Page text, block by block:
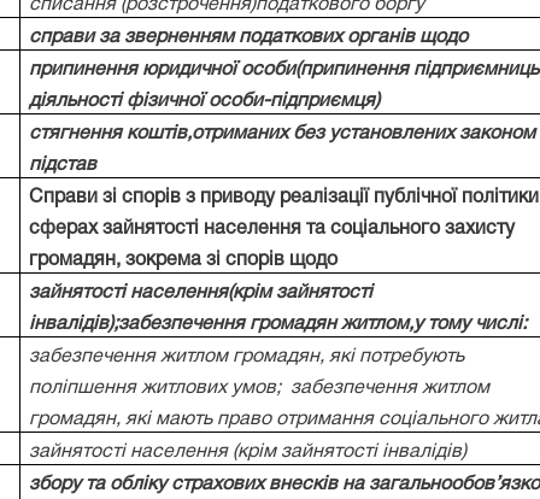
списання (розстрочення)податкового боргу
справи за зверненням податкових органів щодо
припинення юридичної особи(припинення
діяльності фізичної особи-підприємця)
стягнення коштів,отриманих без установлених законом
підстав
Справи зі спорів з приводу реалізації публічної
сферах зайнятості населення та соціального захисту
громадян, зокрема зі спорів щодо
зайнятості населення(крім зайнятості
інвалідів);забезпечення громадян житлом,у тому числі:
забезпечення житлом громадян, які потребують
поліпшення житлових умов;
забезпечення житлом
громадян, які мають право отримання соціального
зайнятості населення (крім зайнятості інвалідів)
збору та обліку страхових внесків на